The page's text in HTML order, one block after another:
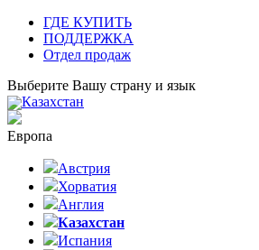
ГДЕ КУПИТЬ
ПОДДЕРЖКА
Отдел продаж
Выберите Вашу страну и язык
Казахстан
Европа
Австрия
Хорватия
Англия
Казахстан
Испания